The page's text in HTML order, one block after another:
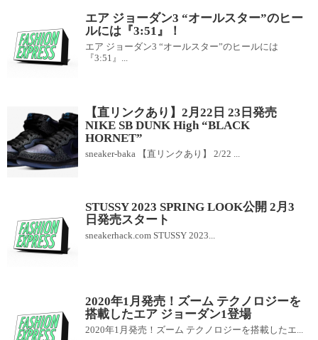
エア ジョーダン3 “オールスター”のヒー
ルには『3:51』！
エア ジョーダン3 “オールスター”のヒールには
『3:51』...
【直リンクあり】2月22日 23日発売
NIKE SB DUNK High “BLACK
HORNET”
sneaker-baka 【直リンクあり】 2/22 ...
STUSSY 2023 SPRING LOOK公開 2月3
日発売スタート
sneakerhack.com STUSSY 2023...
2020年1月発売！ズーム テクノロジーを
搭載したエア ジョーダン1登場
2020年1月発売！ズーム テクノロジーを搭載したエ...